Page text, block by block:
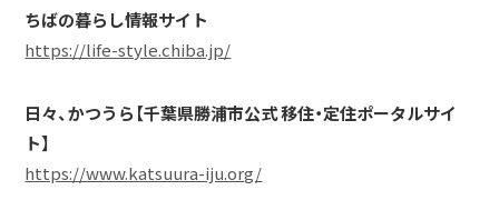
ちばの暮らし情報サイト
https://life-style.chiba.jp/
日々、かつうら【千葉県勝浦市公式 移住・定住ポータルサイ
ト】
https://www.katsuura-iju.org/